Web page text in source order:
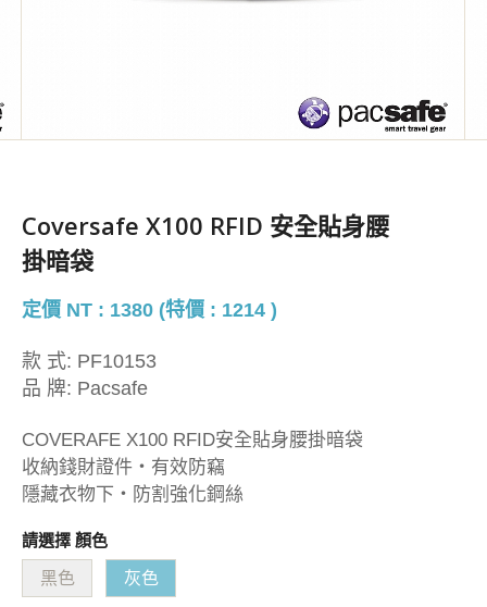
Coversafe X100 RFID 安全貼身腰
掛暗袋
定價 NT : 1380 (特價 : 1214 )
款 式: PF10153
品 牌: Pacsafe
COVERAFE X100 RFID安全貼身腰掛暗袋
收納錢財證件・有效防竊
隱藏衣物下・防割強化鋼絲
請選擇 顏色
黑色 灰色